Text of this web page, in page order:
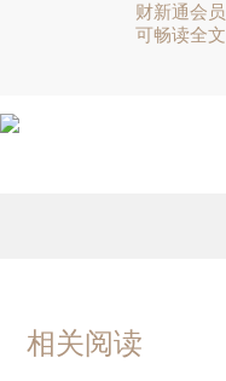
财新通会员
可畅读全文
相关阅读